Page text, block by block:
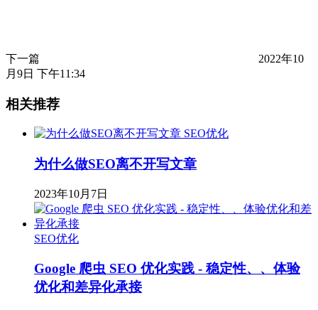
下一篇
2022年10
月9日 下午11:34
相关推荐
SEO优化
为什么做SEO离不开写文章
2023年10月7日
SEO优化
Google 爬虫 SEO 优化实践 - 稳定性、、体验
优化和差异化承接